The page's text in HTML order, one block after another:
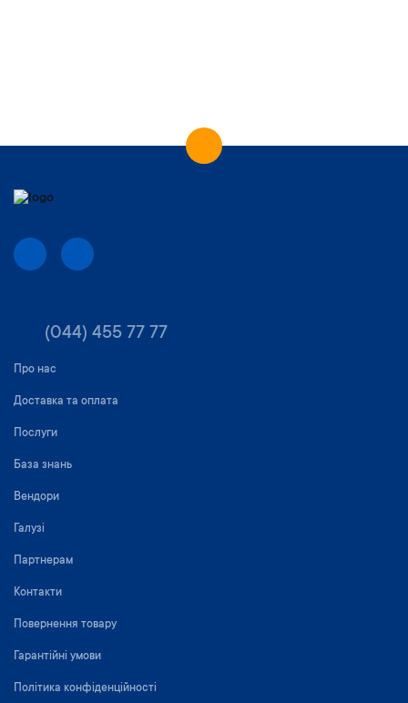
(044) 455 77 77
Про нас
Доставка та оплата
Послуги
База знань
Вендори
Галузі
Партнерам
Контакти
Повернення товару
Гарантійні умови
Політика конфіденційності